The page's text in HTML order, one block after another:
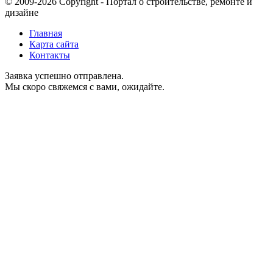
дизайне
Главная
Карта сайта
Контакты
Заявка успешно отправлена.
Мы скоро свяжемся с вами, ожидайте.